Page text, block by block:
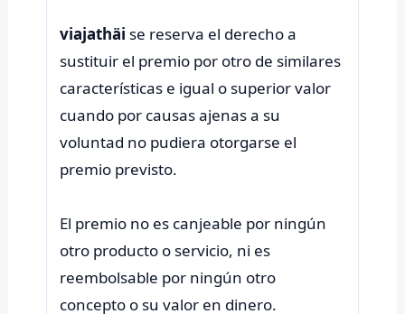
viajathäi se reserva el derecho a
sustituir el premio por otro de similares
características e igual o superior valor
cuando por causas ajenas a su
voluntad no pudiera otorgarse el
premio previsto.
El premio no es canjeable por ningún
otro producto o servicio, ni es
reembolsable por ningún otro
concepto o su valor en dinero.